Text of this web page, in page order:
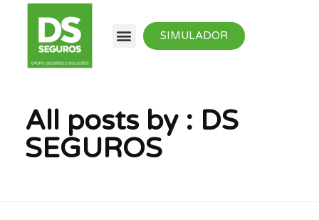
SIMULADOR
All posts by : DS
SEGUROS